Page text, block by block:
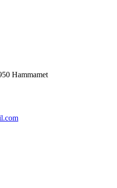
Hammamet